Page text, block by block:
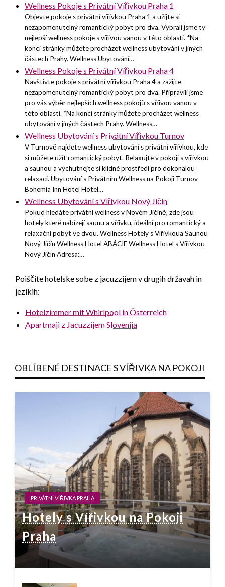
Wellness Pokoje s Privátní Vířivkou Praha 1
Objevte pokoje s privátní vířivkou Praha 1 a užijte si
nezapomenutelný romantický pobyt pro dva. Vybrali jsme ty
nejlepší wellness pokoje s vířivou vanou v této oblasti. *Na
konci stránky můžete procházet wellness ubytování v jiných
částech Prahy. Wellness Ubytování…
Wellness Pokoje s Privátní Vířivkou Praha 4
Navštivte pokoje s privátní vířivkou Praha 4 a zažijte
nezapomenutelný romantický pobyt pro dva. Připravili jsme
pro vás výběr nejlepších wellness pokojů s vířivou vanou v
této oblasti. *Na konci stránky můžete procházet wellness
ubytování v jiných částech Prahy. Wellness…
Wellness Ubytování s Privátní Vířivkou Turnov
V Turnově najdete wellness ubytování s privátní vířivkou, kde
si můžete užít romantický pobyt. Relaxujte v pokoji s vířivkou
a saunou a vychutnejte si klidné prostředí pro dokonalou
relaxaci. Ubytování s Privátním Wellness na Pokoji Turnov
Bohemia Inn Hotel Hotel…
Wellness Ubytování s Vířivkou Nový Jičín
Pokud hledáte privátní wellness v Novém Jičíně, zde jsou
hotely které nabízejí saunu a vířivku, ideální pro romantický a
relaxační pobyt ve dvou. Wellness Hotely s Vířivkoua Saunou
Nový Jičín Wellness Hotel ABÁCIE Wellness Hotel s Vířivkou
Nový Jičín Adresa:…
Poiščite hotelske sobe z jacuzzijem v drugih državah in
jezikih:
Hotelzimmer mit Whirlpool in Österreich
Apartmaji z Jacuzzijem Slovenija
OBLÍBENÉ DESTINACE S VÍŘIVKA NA POKOJI
PRIVÁTNÍ VÍŘIVKA PRAHA
Hotely s Vířivkou na Pokoji
Praha